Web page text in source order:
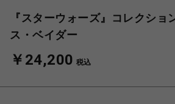
『スターウォーズ』コレクシ
ス・ベイダー
￥24,200 税込